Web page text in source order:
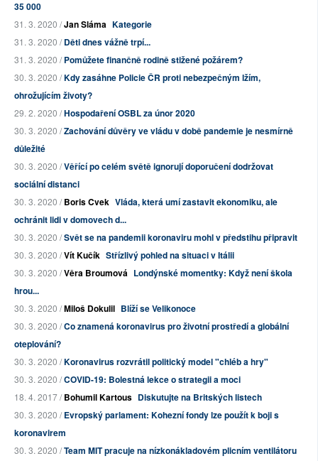
35 000
31. 3. 2020 /Jan Sláma Kategorie
31. 3. 2020 /Děti dnes vážně trpí...
31. 3. 2020 /Pomůžete finančně rodině stižené požárem?
30. 3. 2020 /Kdy zasáhne Policie ČR proti nebezpečným lžím,
ohrožujícím životy?
29. 2. 2020 /Hospodaření OSBL za únor 2020
30. 3. 2020 /Zachování důvěry ve vládu v době pandemie je nesmírně
důležité
30. 3. 2020 /Věřící po celém světě ignorují doporučení dodržovat
sociální distanci
30. 3. 2020 /Boris Cvek Vláda, která umí zastavit ekonomiku, ale
ochránit lidi v domovech d...
30. 3. 2020 /Svět se na pandemii koronaviru mohl v předstihu připravit
30. 3. 2020 /Vít Kučík Střízlivý pohled na situaci v Itálii
30. 3. 2020 /Věra Broumová Londýnské momentky: Když není škola
hrou...
30. 3. 2020 /Miloš Dokulil Blíží se Velikonoce
30. 3. 2020 /Co znamená koronavirus pro životní prostředí a globální
oteplování?
30. 3. 2020 /Koronavirus rozvrátil politický model "chléb a hry"
30. 3. 2020 /COVID-19: Bolestná lekce o strategii a moci
18. 4. 2017 /Bohumil Kartous Diskutujte na Britských listech
30. 3. 2020 /Evropský parlament: Kohezní fondy lze použít k boji s
koronavirem
30. 3. 2020 /Team MIT pracuje na nízkonákladovém plicním ventilátoru